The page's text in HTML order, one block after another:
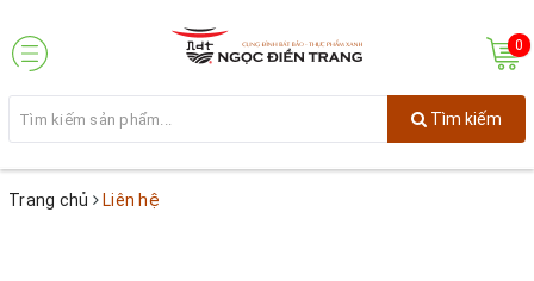
0
Tìm kiếm
Trang chủ Liên hệ